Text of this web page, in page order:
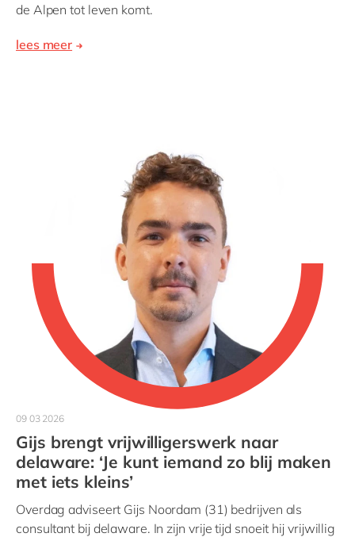
de Alpen tot leven komt.
lees meer
09 03 2026
Gijs brengt vrijwilligerswerk naar
delaware: ‘Je kunt iemand zo blij maken
met iets kleins’
Overdag adviseert Gijs Noordam (31) bedrijven als
consultant bij delaware. In zijn vrije tijd snoeit hij vrijwillig